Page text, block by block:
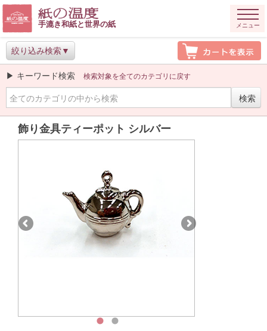
手漉き和紙と世界の紙 メニュー
絞り込み検索
▶ キーワード検索 検索対象を全てのカテゴリに戻す
飾り金具ティーポット シルバー